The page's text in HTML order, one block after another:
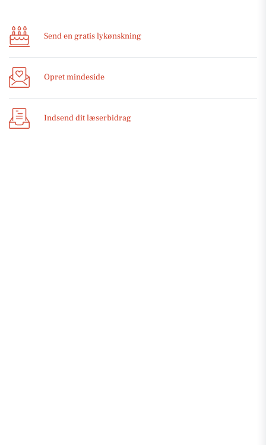
Send en gratis lykønskning
Opret mindeside
Indsend dit læserbidrag